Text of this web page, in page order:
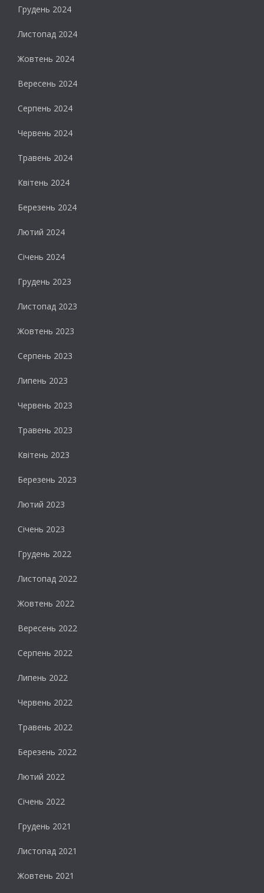
Грудень 2024
Листопад 2024
Жовтень 2024
Вересень 2024
Серпень 2024
Червень 2024
Травень 2024
Квітень 2024
Березень 2024
Лютий 2024
Січень 2024
Грудень 2023
Листопад 2023
Жовтень 2023
Серпень 2023
Липень 2023
Червень 2023
Травень 2023
Квітень 2023
Березень 2023
Лютий 2023
Січень 2023
Грудень 2022
Листопад 2022
Жовтень 2022
Вересень 2022
Серпень 2022
Липень 2022
Червень 2022
Травень 2022
Березень 2022
Лютий 2022
Січень 2022
Грудень 2021
Листопад 2021
Жовтень 2021